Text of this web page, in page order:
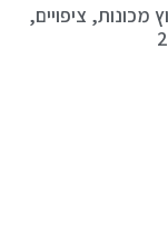
ציפויים,